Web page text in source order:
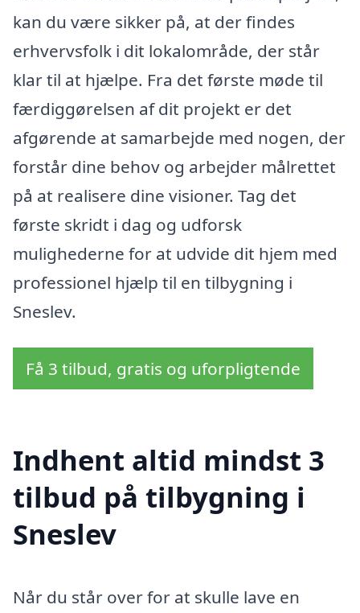
kan du være sikker på, at der findes
erhvervsfolk i dit lokalområde, der står
klar til at hjælpe. Fra det første møde til
færdiggørelsen af dit projekt er det
afgørende at samarbejde med nogen, der
forstår dine behov og arbejder målrettet
på at realisere dine visioner. Tag det
første skridt i dag og udforsk
mulighederne for at udvide dit hjem med
professionel hjælp til en tilbygning i
Sneslev.
Få 3 tilbud, gratis og uforpligtende
Indhent altid mindst 3
tilbud på tilbygning i
Sneslev
Når du står over for at skulle lave en